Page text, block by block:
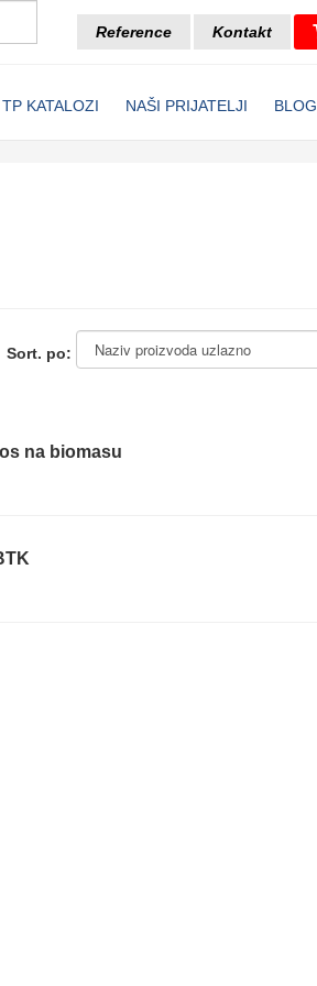
Reference Kontakt
TP KATALOZI NAŠI PRIJATELJI BLOG
Sort. po:
na biomasu